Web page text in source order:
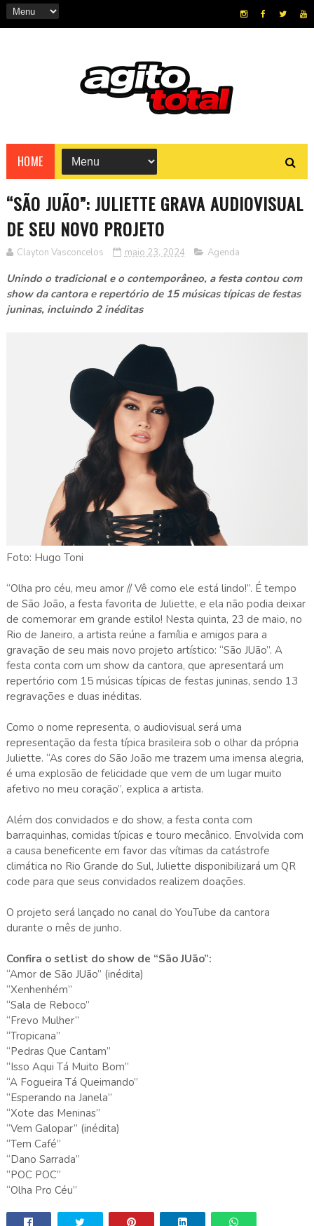
HOME
“SÃO JUÃO”: JULIETTE GRAVA AUDIOVISUAL
DE SEU NOVO PROJETO
Clayton Vasconcelos maio 23, 2024 Agenda
Unindo o tradicional e o contemporâneo, a festa contou com
show da cantora e repertório de 15 músicas típicas de festas
juninas, incluindo 2 inéditas
Foto: Hugo Toni
“Olha pro céu, meu amor // Vê como ele está lindo!”. É tempo
de São João, a festa favorita de Juliette, e ela não podia deixar
de comemorar em grande estilo! Nesta quinta, 23 de maio, no
Rio de Janeiro, a artista reúne a família e amigos para a
gravação de seu mais novo projeto artístico: “São JUão”. A
festa conta com um show da cantora, que apresentará um
repertório com 15 músicas típicas de festas juninas, sendo 13
regravações e duas inéditas.
Como o nome representa, o audiovisual será uma
representação da festa típica brasileira sob o olhar da própria
Juliette. “As cores do São João me trazem uma imensa alegria,
é uma explosão de felicidade que vem de um lugar muito
afetivo no meu coração”, explica a artista.
Além dos convidados e do show, a festa conta com
barraquinhas, comidas típicas e touro mecânico. Envolvida com
a causa beneficente em favor das vítimas da catástrofe
climática no Rio Grande do Sul, Juliette disponibilizará um QR
code para que seus convidados realizem doações.
O projeto será lançado no canal do YouTube da cantora
durante o mês de junho.
Confira o setlist do show de “São JUão”:
“Amor de São JUão” (inédita)
“Xenhenhém”
“Sala de Reboco”
“Frevo Mulher”
“Tropicana”
“Pedras Que Cantam”
“Isso Aqui Tá Muito Bom”
“A Fogueira Tá Queimando”
“Esperando na Janela”
“Xote das Meninas”
“Vem Galopar” (inédita)
“Tem Café”
“Dano Sarrada”
“POC POC”
“Olha Pro Céu”